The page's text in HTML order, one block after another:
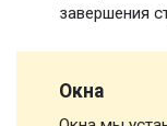
завершения
Окна